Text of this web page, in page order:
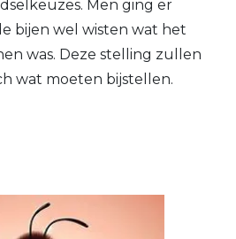
Men ging er
bijen wel wisten wat het
was. Deze stelling zullen
wat moeten bijstellen.